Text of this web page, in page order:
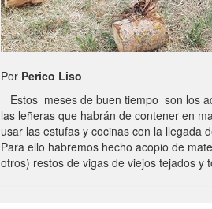
Por Perico Liso
Estos meses de buen tiempo son los
las leñeras que habrán de contener en
usar las estufas y cocinas con la llegada
Para ello habremos hecho acopio de
otros) restos de vigas de viejos tejados y